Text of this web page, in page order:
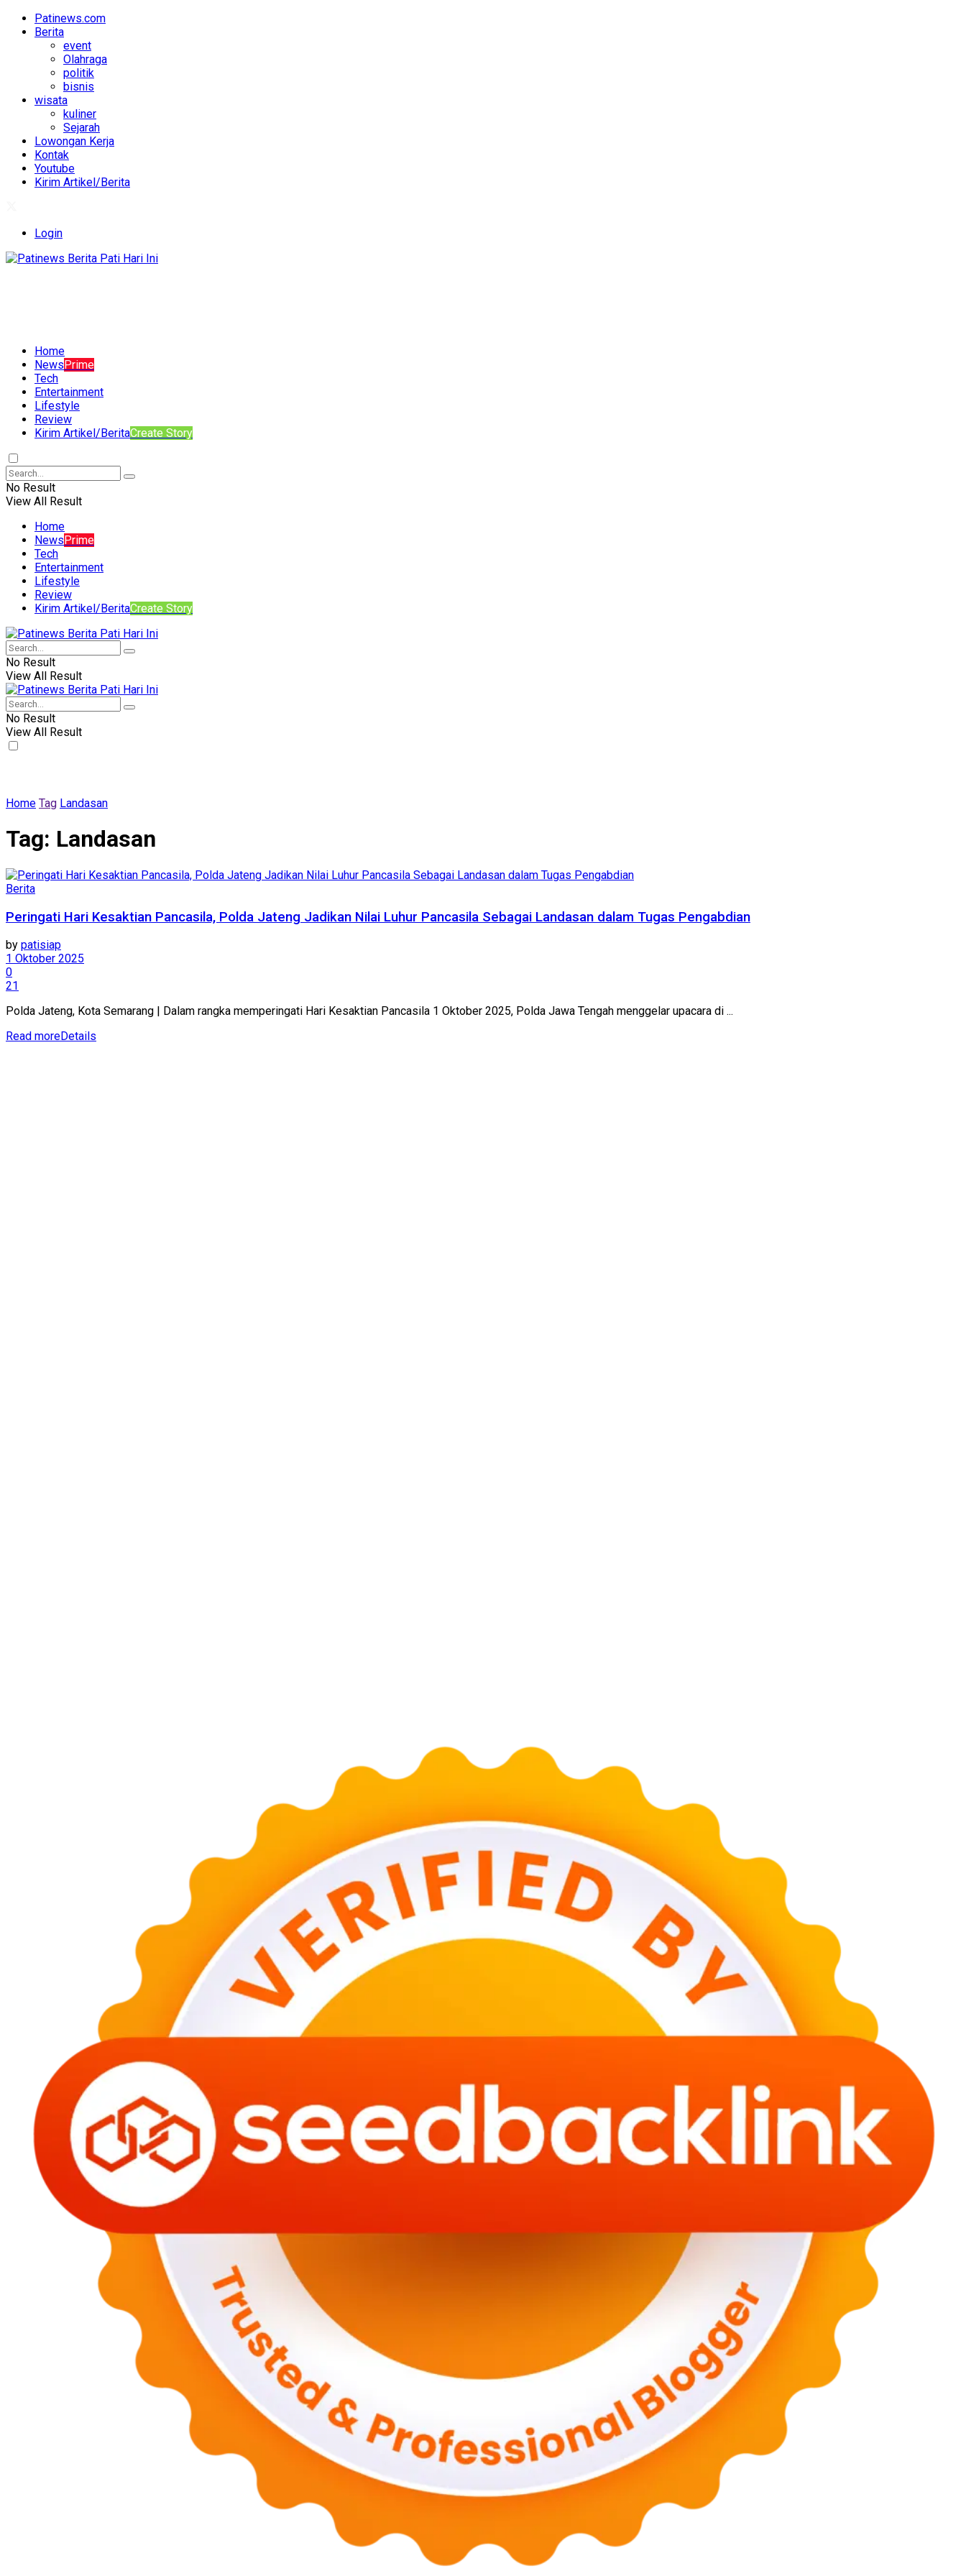
Patinews.com
Berita
event
Olahraga
politik
bisnis
wisata
kuliner
Sejarah
Lowongan Kerja
Kontak
Youtube
Kirim Artikel/Berita
Login
Home
NewsPrime
Tech
Entertainment
Lifestyle
Review
Kirim Artikel/BeritaCreate Story
No Result
View All Result
Home
NewsPrime
Tech
Entertainment
Lifestyle
Review
Kirim Artikel/BeritaCreate Story
No Result
View All Result
No Result
View All Result
Home Tag Landasan
Tag: Landasan
Berita
Peringati Hari Kesaktian Pancasila, Polda Jateng Jadikan Nilai Luhur Pancasila Sebagai Landasan dalam Tugas Pengabdian
by patisiap
1 Oktober 2025
0
21
Polda Jateng, Kota Semarang | Dalam rangka memperingati Hari Kesaktian Pancasila 1 Oktober 2025, Polda Jawa Tengah menggelar upacara di ...
Read moreDetails